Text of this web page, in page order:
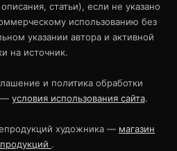
статьи), если не указано
использованию без
указании автора и активной
на источник.
и политика обработки
— условия использования сайта.
художника — магазин
.